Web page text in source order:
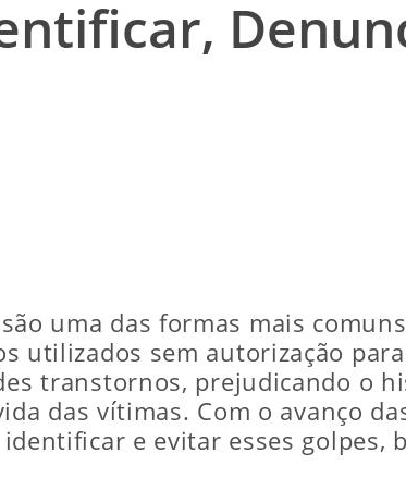
uma das formas mais
utilizados sem autorização
transtornos, prejudicando o
das vítimas. Com o avanço
e evitar esses golpes,